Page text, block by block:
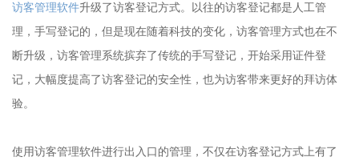
访客管理软件升级了访客登记方式。以往的访客登记都是人工管
理，手写登记的，但是现在随着科技的变化，访客管理方式也在不
断升级，访客管理系统摈弃了传统的手写登记，开始采用证件登
记，大幅度提高了访客登记的安全性，也为访客带来更好的拜访体
验。
使用访客管理软件进行出入口的管理，不仅在访客登记方式上有了